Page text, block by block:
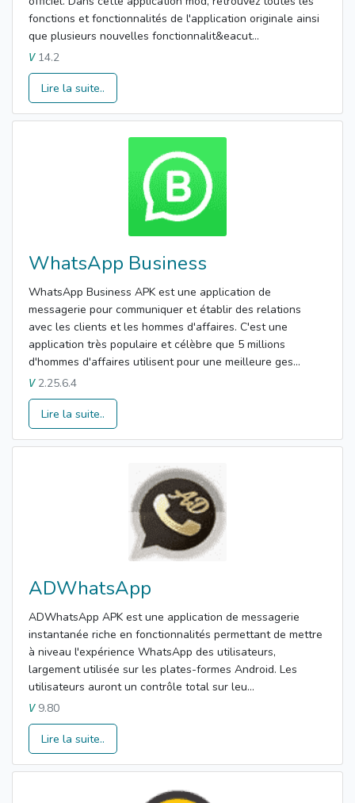
fonctions et fonctionnalités de l'application originale ainsi
que plusieurs nouvelles fonctionnalit&eacut...
V14.2
Lire la suite..
WhatsApp Business
WhatsApp Business APK est une application de
messagerie pour communiquer et établir des relations
avec les clients et les hommes d'affaires. C'est une
application très populaire et célèbre que 5 millions
d'hommes d'affaires utilisent pour une meilleure ges...
V2.25.6.4
Lire la suite..
ADWhatsApp
ADWhatsApp APK est une application de messagerie
instantanée riche en fonctionnalités permettant de mettre
à niveau l'expérience WhatsApp des utilisateurs,
largement utilisée sur les plates-formes Android. Les
utilisateurs auront un contrôle total sur leu...
V9.80
Lire la suite..